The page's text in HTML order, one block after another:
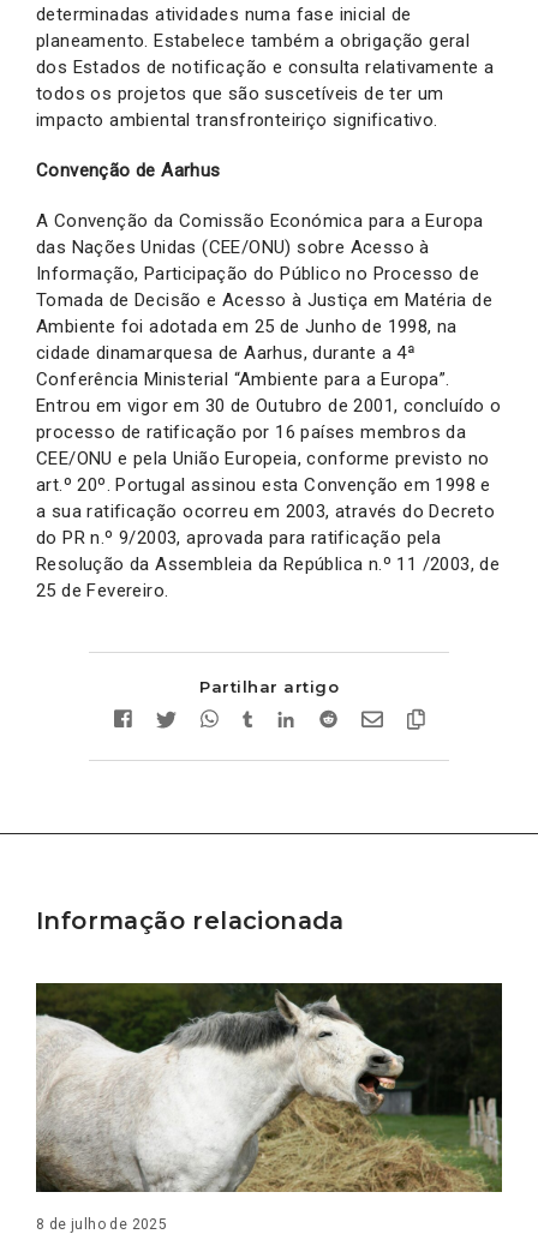
determinadas atividades numa fase inicial de
planeamento. Estabelece também a obrigação geral
dos Estados de notificação e consulta relativamente a
todos os projetos que são suscetíveis de ter um
impacto ambiental transfronteiriço significativo.
Convenção de Aarhus
A Convenção da Comissão Económica para a Europa
das Nações Unidas (CEE/ONU) sobre Acesso à
Informação, Participação do Público no Processo de
Tomada de Decisão e Acesso à Justiça em Matéria de
Ambiente foi adotada em 25 de Junho de 1998, na
cidade dinamarquesa de Aarhus, durante a 4ª
Conferência Ministerial “Ambiente para a Europa”.
Entrou em vigor em 30 de Outubro de 2001, concluído o
processo de ratificação por 16 países membros da
CEE/ONU e pela União Europeia, conforme previsto no
art.º 20º. Portugal assinou esta Convenção em 1998 e
a sua ratificação ocorreu em 2003, através do Decreto
do PR n.º 9/2003, aprovada para ratificação pela
Resolução da Assembleia da República n.º 11 /2003, de
25 de Fevereiro.
Partilhar artigo
Informação relacionada
8 de julho de 2025